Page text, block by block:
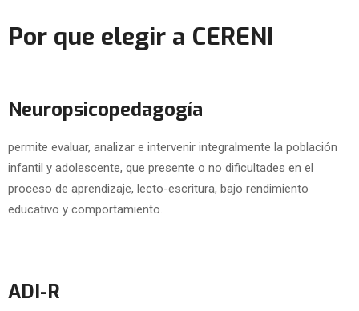
Por que elegir a CERENI
Neuropsicopedagogía
permite evaluar, analizar e intervenir integralmente la población
infantil y adolescente, que presente o no dificultades en el
proceso de aprendizaje, lecto-escritura, bajo rendimiento
educativo y comportamiento.
ADI-R